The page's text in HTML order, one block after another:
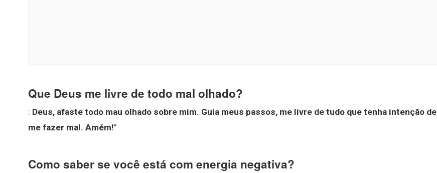
Que Deus me livre de todo mal olhado?
: Deus, afaste todo mau olhado sobre mim. Guia meus passos, me livre de tudo que tenha intenção de
me fazer mal. Amém!”
Como saber se você está com energia negativa?